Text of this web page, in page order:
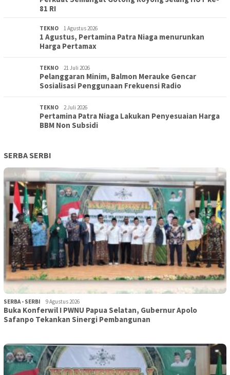
81 RI
TEKNO 1 Agustus 2026
1 Agustus, Pertamina Patra Niaga menurunkan
Harga Pertamax
TEKNO 21 Juli 2026
Pelanggaran Minim, Balmon Merauke Gencar
Sosialisasi Penggunaan Frekuensi Radio
TEKNO 2 Juli 2026
Pertamina Patra Niaga Lakukan Penyesuaian Harga
BBM Non Subsidi
SERBA SERBI
SERBA - SERBI 9 Agustus 2026
Buka Konferwil I PWNU Papua Selatan, Gubernur Apolo
Safanpo Tekankan Sinergi Pembangunan